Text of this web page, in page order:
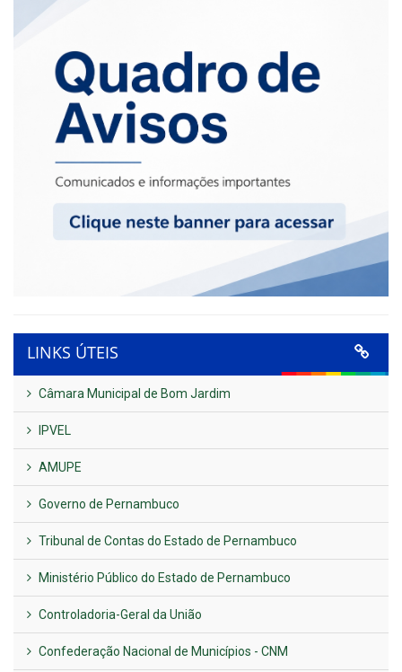
LINKS ÚTEIS
Câmara Municipal de Bom Jardim
IPVEL
AMUPE
Governo de Pernambuco
Tribunal de Contas do Estado de Pernambuco
Ministério Público do Estado de Pernambuco
Controladoria-Geral da União
Confederação Nacional de Municípios - CNM